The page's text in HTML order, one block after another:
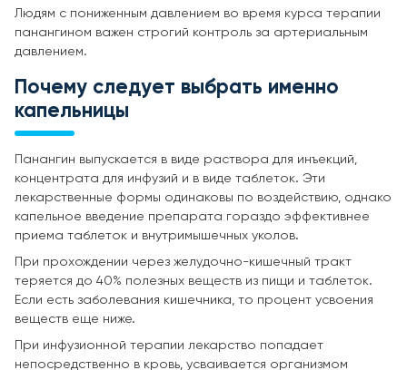
Людям с пониженным давлением во время курса терапии
панангином важен строгий контроль за артериальным
давлением.
Почему следует выбрать именно
капельницы
Панангин выпускается в виде раствора для инъекций,
концентрата для инфузий и в виде таблеток. Эти
лекарственные формы одинаковы по воздействию, однако
капельное введение препарата гораздо эффективнее
приема таблеток и внутримышечных уколов.
При прохождении через желудочно-кишечный тракт
теряется до 40% полезных веществ из пищи и таблеток.
Если есть заболевания кишечника, то процент усвоения
веществ еще ниже.
При инфузионной терапии лекарство попадает
непосредственно в кровь, усваивается организмом